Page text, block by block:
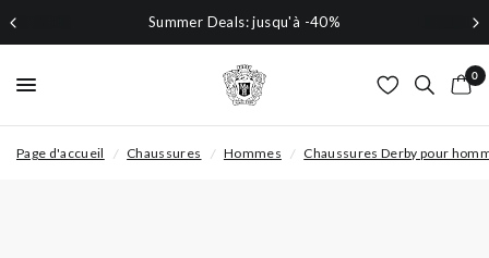
Summer Deals: jusqu'à -40%
0
Page d'accueil / Chaussures / Hommes / Chaussures Derby pour